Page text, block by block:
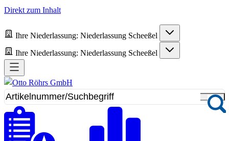
Direkt zum Inhalt
Ihre Niederlassung: Niederlassung Scheeßel
Ihre Niederlassung: Niederlassung Scheeßel